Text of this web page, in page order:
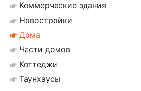
Коммерческие здания
Новостройки
Дома
Части домов
Коттеджи
Таунхаусы